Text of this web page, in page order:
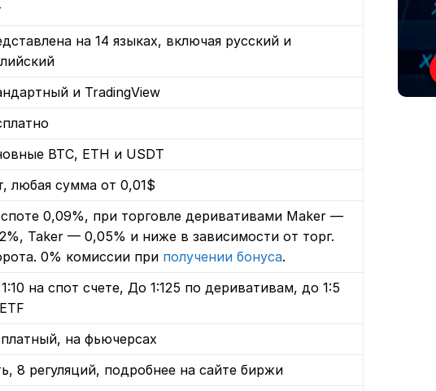
на 14 языках, включая русский и
и TradingView
BTC, ETH и USDT
любая сумма от 0,01$
0,09%, при торговле деривативами Maker —
Taker — 0,05% и ниже в зависимости от торг.
0% комиссии при получении бонуса.
на спот счете, До 1:125 по деривативам, до 1:5
на фьючерсах
8 регуляций, подробнее на сайте биржи